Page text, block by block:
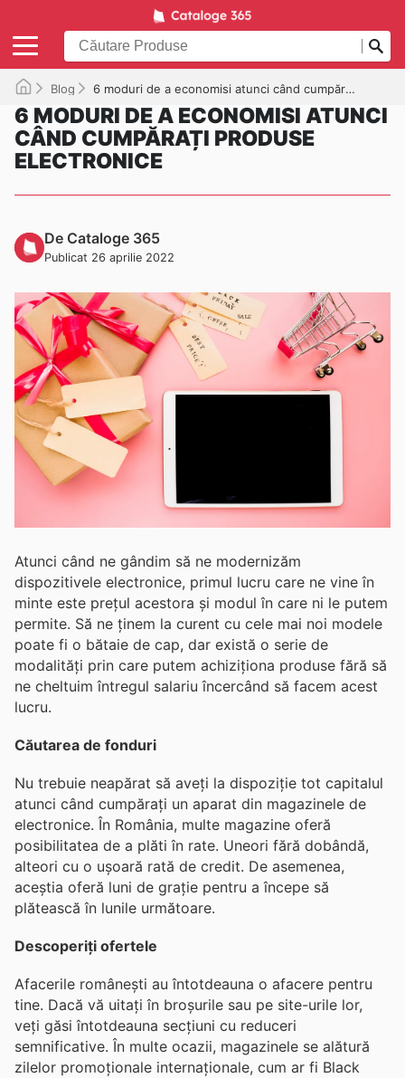
Blog 6 moduri de a economisi atunci când cumpărați produse electronice
6 MODURI DE A ECONOMISI ATUNCI
CÂND CUMPĂRAȚI PRODUSE
ELECTRONICE
De Cataloge 365
Publicat 26 aprilie 2022
Atunci când ne gândim să ne modernizăm
dispozitivele electronice, primul lucru care ne vine în
minte este prețul acestora și modul în care ni le putem
permite. Să ne ținem la curent cu cele mai noi modele
poate fi o bătaie de cap, dar există o serie de
modalități prin care putem achiziționa produse fără să
ne cheltuim întregul salariu încercând să facem acest
lucru.
Căutarea de fonduri
Nu trebuie neapărat să aveți la dispoziție tot capitalul
atunci când cumpărați un aparat din magazinele de
electronice. În România, multe magazine oferă
posibilitatea de a plăti în rate. Uneori fără dobândă,
alteori cu o ușoară rată de credit. De asemenea,
aceștia oferă luni de grație pentru a începe să
plătească în lunile următoare.
Descoperiți ofertele
Afacerile românești au întotdeauna o afacere pentru
tine. Dacă vă uitați în broșurile sau pe site-urile lor,
veți găsi întotdeauna secțiuni cu reduceri
semnificative. În multe ocazii, magazinele se alătură
zilelor promoționale internaționale, cum ar fi Black